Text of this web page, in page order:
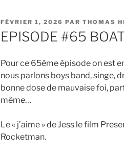
PUBLIÉ
LE
FÉVRIER 1, 2026 PAR THOMAS
EPISODE #65
Pour ce 65ème épisode on est
nous parlons boys band, singe,
bonne dose de mauvaise foi,
même…
Le « j’aime » de Jess le film
Rocketman.